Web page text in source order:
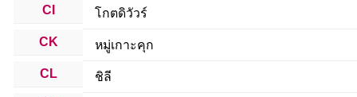
CI โกตดิวัวร์
CK หมู่เกาะคุก
CL ชิลี